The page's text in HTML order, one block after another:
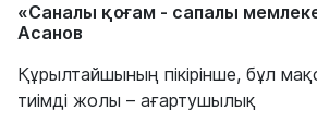
«Саналы қоғам - сапалы
Асанов
Құрылтайшының пікірінше, бұл
тиімді жолы – ағартушылық